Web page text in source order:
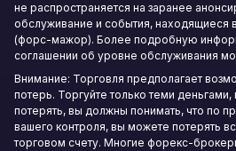
Сеул Форекс VPS
не распространяется на заранее
обслуживание и события, находящиеся
(форс-мажор). Более подробную
соглашении об уровне обслуживания
Внимание: Торговля предполагает
потерь. Торгуйте только теми
потерять, вы должны понимать, что по
вашего контроля, вы можете потерять
торговом счету. Многие форекс-